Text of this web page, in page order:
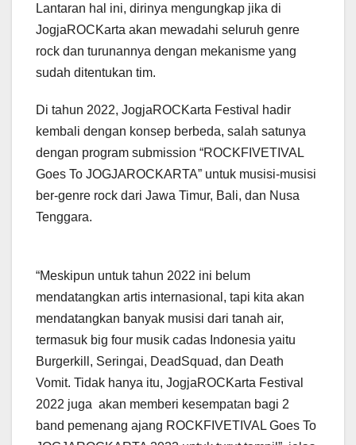
Lantaran hal ini, dirinya mengungkap jika di
JogjaROCKarta akan mewadahi seluruh genre
rock dan turunannya dengan mekanisme yang
sudah ditentukan tim.
Di tahun 2022, JogjaROCKarta Festival hadir
kembali dengan konsep berbeda, salah satunya
dengan program submission “ROCKFIVETIVAL
Goes To JOGJAROCKARTA” untuk musisi-musisi
ber-genre rock dari Jawa Timur, Bali, dan Nusa
Tenggara.
“Meskipun untuk tahun 2022 ini belum
mendatangkan artis internasional, tapi kita akan
mendatangkan banyak musisi dari tanah air,
termasuk big four musik cadas Indonesia yaitu
Burgerkill, Seringai, DeadSquad, dan Death
Vomit. Tidak hanya itu, JogjaROCKarta Festival
2022 juga akan memberi kesempatan bagi 2
band pemenang ajang ROCKFIVETIVAL Goes To